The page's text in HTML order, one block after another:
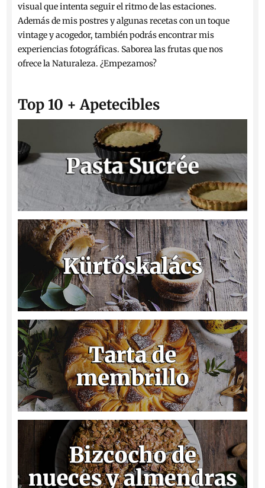
visual que intenta seguir el ritmo de las estaciones.
Además de mis postres y algunas recetas con un toque
vintage y acogedor, también podrás encontrar mis
experiencias fotográficas. Saborea las frutas que nos
ofrece la Naturaleza. ¿Empezamos?
Top 10 + Apetecibles